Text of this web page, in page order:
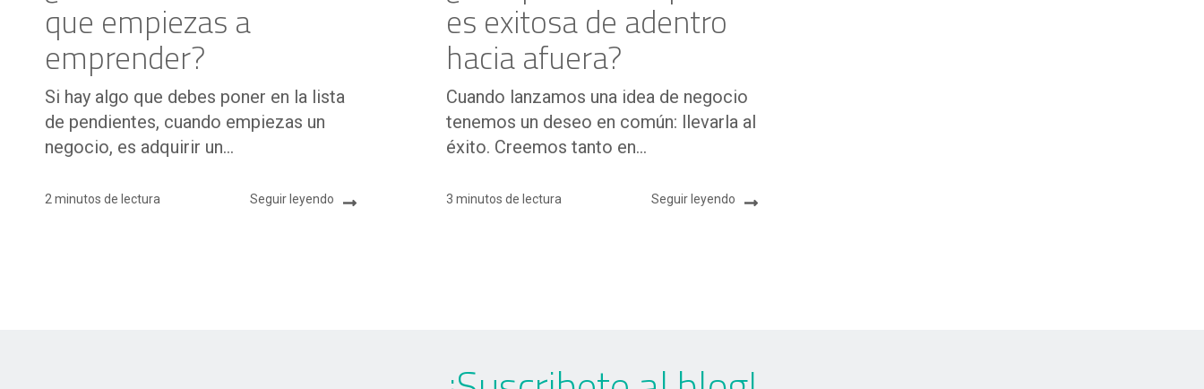
que empiezas a
emprender?
Si hay algo que debes poner en la lista
de pendientes, cuando empiezas un
negocio, es adquirir un...
2 minutos de lectura Seguir leyendo
es exitosa de adentro
hacia afuera?
Cuando lanzamos una idea de negocio
tenemos un deseo en común: llevarla al
éxito. Creemos tanto en...
3 minutos de lectura Seguir leyendo